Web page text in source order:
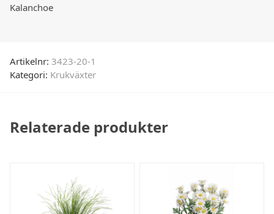
Kalanchoe
Artikelnr: 3423-20-1
Kategori: Krukväxter
Relaterade produkter